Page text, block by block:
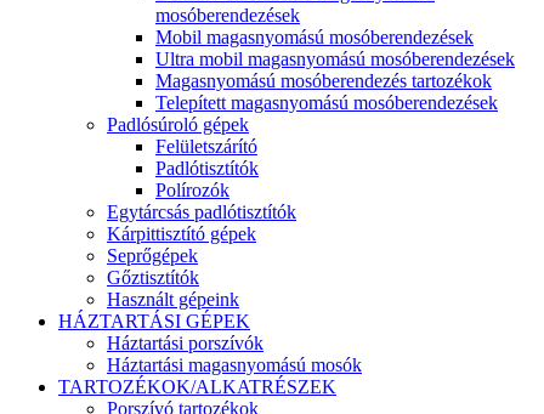
mosóberendezések
Mobil magasnyomású mosóberendezések
Ultra mobil magasnyomású mosóberendezések
Magasnyomású mosóberendezés tartozékok
Telepített magasnyomású mosóberendezések
Padlósúroló gépek
Felületszárító
Padlótisztítók
Polírozók
Egytárcsás padlótisztítók
Kárpittisztító gépek
Seprőgépek
Gőztisztítók
Használt gépeink
HÁZTARTÁSI GÉPEK
Háztartási porszívók
Háztartási magasnyomású mosók
TARTOZÉKOK/ALKATRÉSZEK
Porszívó tartozékok